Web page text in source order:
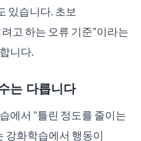
있습니다. 초보
고 하는 오류 기준"이라는
니다.
는 다릅니다
에서 "틀린 정도를 줄이는
강화학습에서 행동이